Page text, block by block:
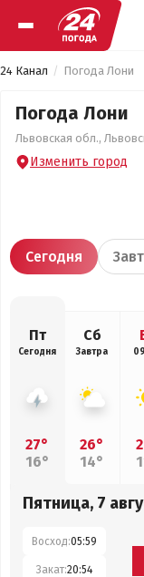
24 Канал Погода Лони
Погода Лони
Львовская обл.,
Изменить город
Сегодня
Пт
Сегодня
27°
16°
Сб
Завтра
26°
14°
Пятница, 7
Восход:05:59
Закат:20:54